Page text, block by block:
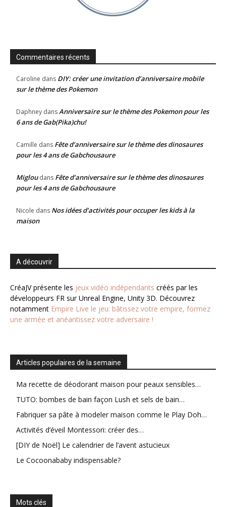
Commentaires récents
Caroline dans DIY: créer une invitation d’anniversaire mobile
sur le thème des Pokemon
Daphney dansAnniversaire sur le thème des Pokemon pour les
6 ans de Gab(Pika)chu!
Camille dans Fête d’anniversaire sur le thème des dinosaures
pour les 4 ans de Gabchousaure
Migloudans Fête d’anniversaire sur le thème des dinosaures
pour les 4 ans de Gabchousaure
Nicole dans Nos idées d’activités pour occuper les kids à la
maison
A découvrir
CréaJV présente les jeux vidéo indépendants créés par les
développeurs FR sur Unreal Engine, Unity 3D. Découvrez
notamment Empire Live le jeu: bâtissez votre empire, formez
une armée et anéantissez votre adversaire !
Articles populaires de la semaine
Ma recette de déodorant maison pour peaux sensibles…
TUTO: bombes de bain façon Lush et sels de bain…
Fabriquer sa pâte à modeler maison comme le Play Doh…
Activités d’éveil Montessori: créer des…
[DIY de Noël] Le calendrier de l’avent astucieux
Le Cocoonababy indispensable?
Mots clés